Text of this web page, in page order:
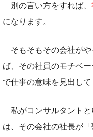
別の言い方をすれば、
になります。
そもそもその会社が
ば、その社員のモチベ
で仕事の意味を見出し
私がコンサルタント
は、その会社の社長が